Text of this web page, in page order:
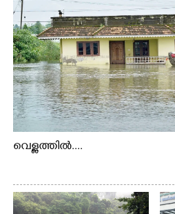
വെള്ളത്തിൽ....